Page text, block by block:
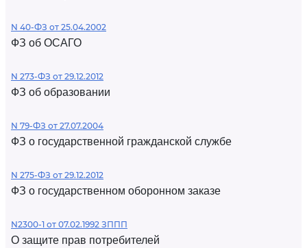
N 40-ФЗ от 25.04.2002
ФЗ об ОСАГО
N 273-ФЗ от 29.12.2012
ФЗ об образовании
N 79-ФЗ от 27.07.2004
ФЗ о государственной гражданской службе
N 275-ФЗ от 29.12.2012
ФЗ о государственном оборонном заказе
N2300-1 от 07.02.1992 ЗППП
О защите прав потребителей